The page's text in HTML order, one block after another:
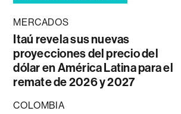
MERCADOS
Itaú revela sus nuevas
proyecciones del precio del
dólar en América Latina para el
remate de 2026 y 2027
COLOMBIA